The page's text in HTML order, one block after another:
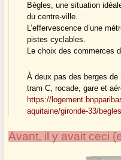
Bègles, une situation
du centre-ville.
L’effervescence d’une
pistes cyclables.
Le choix des commerces
À deux pas des berges
tram C, rocade, gare et
https://
aquitaine/gironde-33/
Avant, il y avait ceci